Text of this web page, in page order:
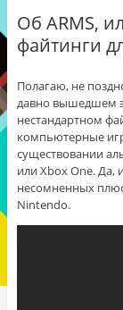
Об ARMS,
файтинги
Полагаю, не
давно вышедшем
нестандартном
компьютерные
существовании
или Xbox One. Да,
несомненных
Nintendo.